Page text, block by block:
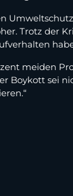
Trotz der
meiden
sei